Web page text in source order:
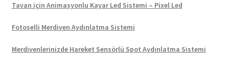
Tavan için Animasyonlu Kayar Led Sistemi – Pixel Led
Fotoselli Merdiven Aydınlatma Sistemi
Merdivenlerinizde Hareket Sensörlü Spot Aydınlatma Sistemi